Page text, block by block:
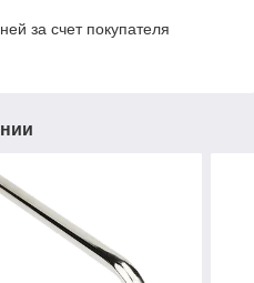
за счет покупателя